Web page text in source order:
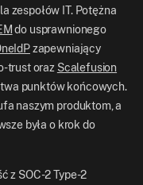
zespołów IT. Potężna
do usprawnionego
zapewniający
trust oraz Scalefusion
punktów końcowych.
naszym produktom, a
była o krok do
z SOC-2 Type-2